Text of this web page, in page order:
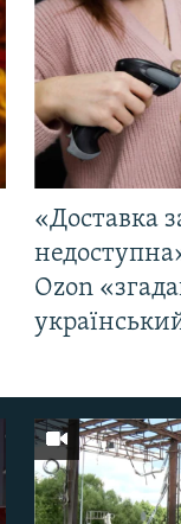
«Доставка
Ozon